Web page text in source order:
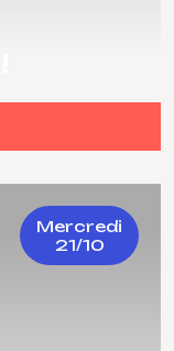
Mercredi
21/10